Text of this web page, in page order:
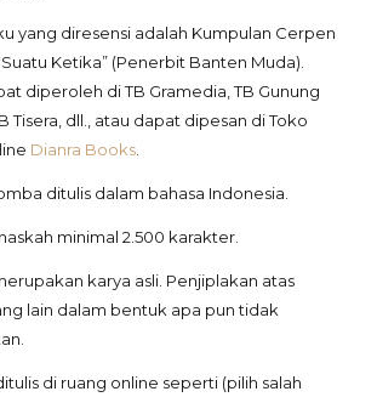
yang diresensi adalah Kumpulan Cerpen
Ketika” (Penerbit Banten Muda).
diperoleh di TB Gramedia, TB Gunung
Tisera, dll., atau dapat dipesan di Toko
Dianra Books
ditulis dalam bahasa Indonesia.
minimal 2.500 karakter.
karya asli. Penjiplakan atas
lain dalam bentuk apa pun tidak
di ruang online seperti (pilih salah